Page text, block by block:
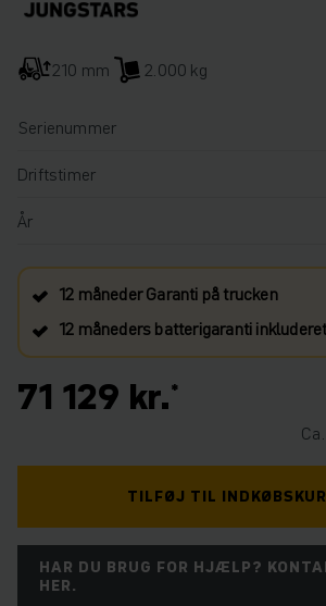
210 mm 2.000 kg
Serienummer
Driftstimer
År
12 måneder Garanti på trucken
12 måneders batterigaranti
71 129 kr.
TILFØJ TIL
HAR DU BRUG FOR HJÆLP?
HER.